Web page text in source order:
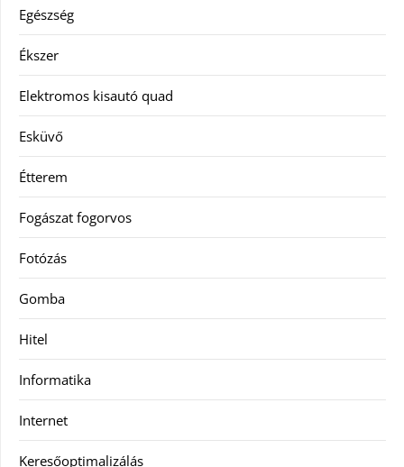
Egészség
Ékszer
Elektromos kisautó quad
Esküvő
Étterem
Fogászat fogorvos
Fotózás
Gomba
Hitel
Informatika
Internet
Keresőoptimalizálás